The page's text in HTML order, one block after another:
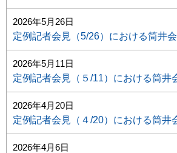
2026年5月26日
定例記者会見（5/26）における筒井
2026年5月11日
定例記者会見（５/11）における筒井
2026年4月20日
定例記者会見（４/20）における筒井
2026年4月6日